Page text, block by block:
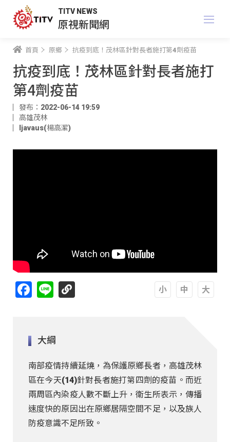
TITV NEWS
原視新聞網
首頁 原鄉 抗疫到底！茂林區針對長者施打第4劑疫苗
抗疫到底！茂林區針對長者施打
第4劑疫苗
發布：2022-06-14 19:59
高雄茂林
ljavaus(楊高潔)
Facebook
Line
大綱
南部疫情持續延燒，為保護原鄉長者，高雄茂林
區在今天(14)針對長者施打第四劑的疫苗。而近
兩周區內染疫人數不斷上升，衛生所表示，傳播
速度快的原因出在原鄉居隔空間不足，以及族人
防疫意識不足所致。